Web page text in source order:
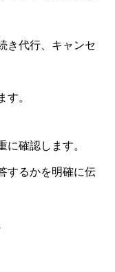
き代行、キャンセ
す。
に確認します。
するかを明確に伝